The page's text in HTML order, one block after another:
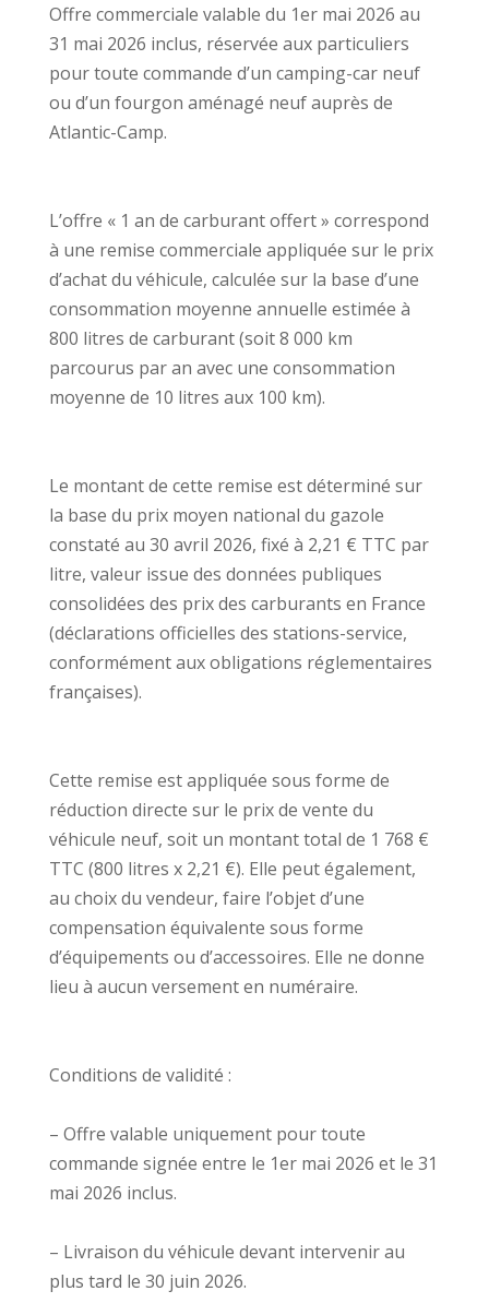
Offre commerciale valable du 1er mai 2026 au
31 mai 2026 inclus, réservée aux particuliers
pour toute commande d’un camping-car neuf
ou d’un fourgon aménagé neuf auprès de
Atlantic-Camp.
L’offre « 1 an de carburant offert » correspond
à une remise commerciale appliquée sur le prix
d’achat du véhicule, calculée sur la base d’une
consommation moyenne annuelle estimée à
800 litres de carburant (soit 8 000 km
parcourus par an avec une consommation
moyenne de 10 litres aux 100 km).
Le montant de cette remise est déterminé sur
la base du prix moyen national du gazole
constaté au 30 avril 2026, fixé à 2,21 € TTC par
litre, valeur issue des données publiques
consolidées des prix des carburants en France
(déclarations officielles des stations-service,
conformément aux obligations réglementaires
françaises).
Cette remise est appliquée sous forme de
réduction directe sur le prix de vente du
véhicule neuf, soit un montant total de 1 768 €
TTC (800 litres x 2,21 €). Elle peut également,
au choix du vendeur, faire l’objet d’une
compensation équivalente sous forme
d’équipements ou d’accessoires. Elle ne donne
lieu à aucun versement en numéraire.
Conditions de validité :
– Offre valable uniquement pour toute
commande signée entre le 1er mai 2026 et le 31
mai 2026 inclus.
– Livraison du véhicule devant intervenir au
plus tard le 30 juin 2026.